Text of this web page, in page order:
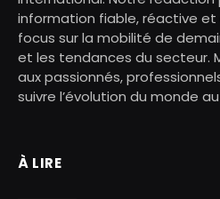
information fiable, réactive et
focus sur la mobilité de
et les tendances du secteur.
aux passionnés,
suivre l’évolution du monde
À LIRE